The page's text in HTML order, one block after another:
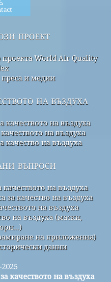
проект
проекта World Air Quality
и медии
на въздуха
качеството на въздуха
на въздуха
качество на въздуха
въпроси
на въздуха
за качество на въздуха
на въздуха
на въздуха (маски,
на приложения)
данни
качеството на въздуха